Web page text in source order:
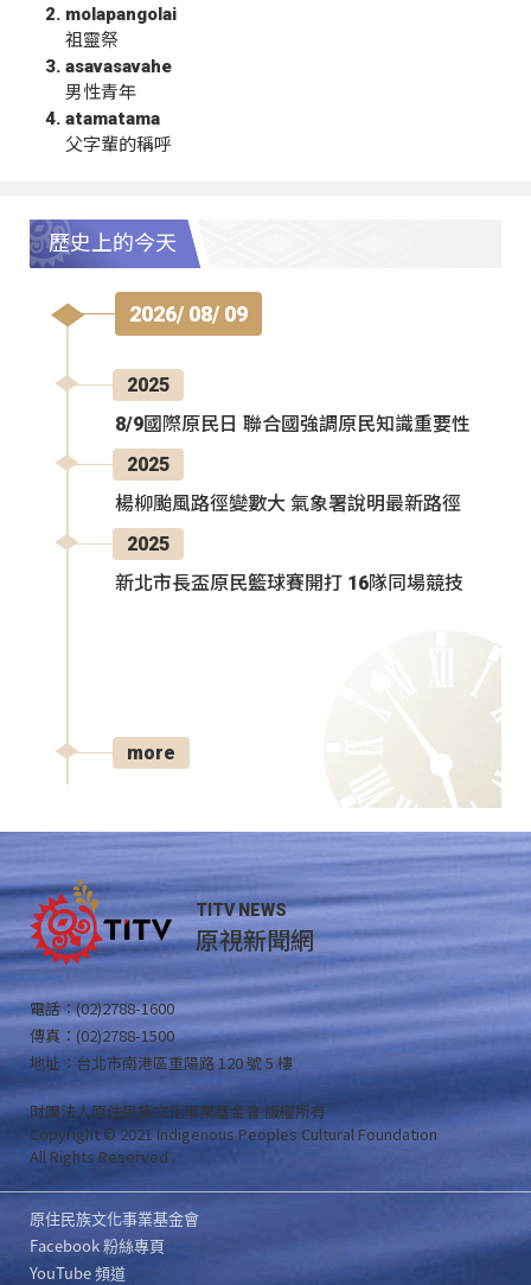
molapangolai
祖靈祭
asavasavahe
男性青年
atamatama
父字輩的稱呼
歷史上的今天
2026/ 08/ 09
2025
8/9國際原民日 聯合國強調原民知識重要性
2025
楊柳颱風路徑變數大 氣象署說明最新路徑
2025
新北市長盃原民籃球賽開打 16隊同場競技
more
TITV NEWS
原視新聞網
電話：(02)2788-1600
傳真：(02)2788-1500
地址：台北市南港區重陽路 120 號 5 樓
財團法人原住民族文化事業基金會 版權所有
Copyright © 2021 Indigenous Peoples Cultural Foundation
All Rights Reserved .
原住民族文化事業基金會
Facebook 粉絲專頁
YouTube 頻道